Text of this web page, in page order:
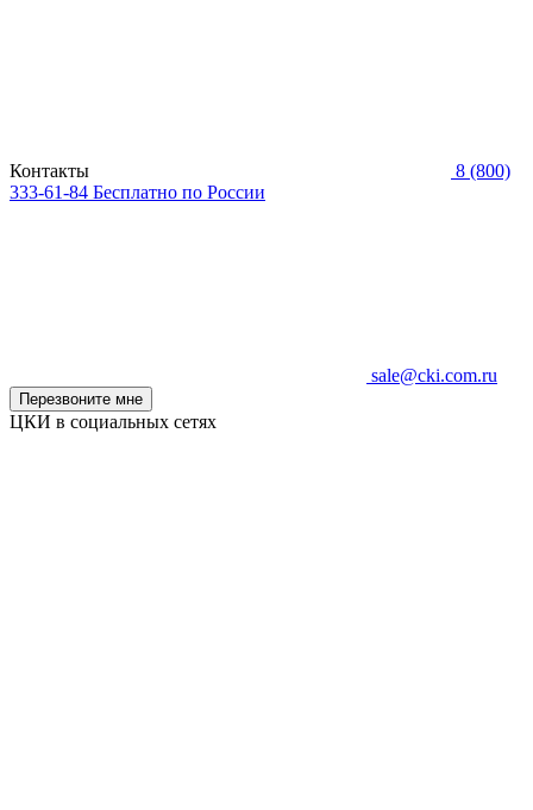
Контакты
8 (800)
333-61-84 Бесплатно по России
sale@cki.com.ru
Перезвоните мне
ЦКИ в социальных сетях